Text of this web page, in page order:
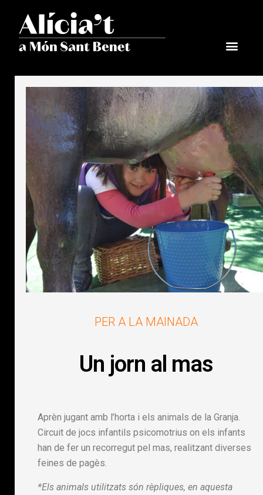
PER A LA MAINADA
Un jorn al mas
Aprèn jugant amb l’horta i els animals de la Granja.
Circuit de jocs infantils psicomotrius on els infants
han de fer un recorregut pel mas, realitzant diverses
feines de pagès.
*Els animals utilitzats són rèpliques, en aquesta